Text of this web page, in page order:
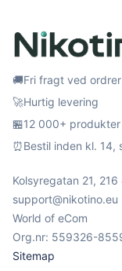
🚚Fri fragt ved
🚀Hurtig levering
🏪12 000+
⏰Bestil inden kl. 14,
Kolsyregatan 21,
support@nikotino.eu
World of eCom
Org.nr: 559326-
Sitemap